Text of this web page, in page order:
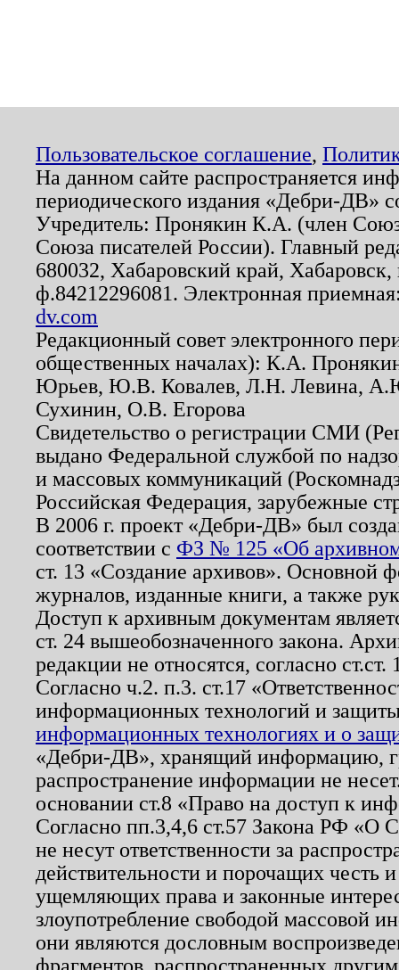
Пользовательское соглашение,
На данном сайте распространяется
периодического издания «Дебри-ДВ»
Учредитель: Пронякин К.А. (член
Союза писателей России). Главный
680032, Хабаровский край,
ф.84212296081. Электронная
dv.com
Редакционный совет электронного
общественных началах): К.А.
Юрьев, Ю.В. Ковалев, Л.Н. Левина,
Сухинин, О.В. Егорова
Свидетельство о регистрации СМИ
выдано Федеральной службой по
и массовых коммуникаций
Российская Федерация, зарубежные
В 2006 г. проект «Дебри-ДВ» был
соответствии с ФЗ № 125 «Об
ст. 13 «Создание архивов». Основной
журналов, изданные книги, а также
Доступ к архивным документам
ст. 24 вышеобозначенного закона.
редакции не относятся, согласно
Согласно ч.2. п.3. ст.17
информационных технологий и
информационных технологиях и о
«Дебри-ДВ», хранящий информацию,
распространение информации не
основании ст.8 «Право на доступ к
Согласно пп.3,4,6 ст.57 Закона РФ «О
не несут ответственности за
действительности и порочащих честь
ущемляющих права и законные
злоупотребление свободой массовой
они являются дословным
фрагментов, распространенных